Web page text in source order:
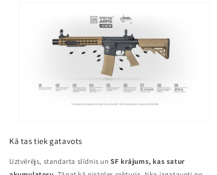
Kā tas tiek gatavots
Uztvērējs, standarta slīdnis un SF krājums, kas satur